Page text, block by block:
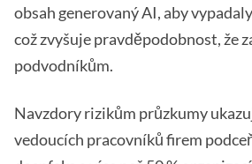
obsah generovaný AI, aby
což zvyšuje pravděpodobnost, že
podvodníkům.
Navzdory rizikům průzkumy
vedoucích pracovníků firem